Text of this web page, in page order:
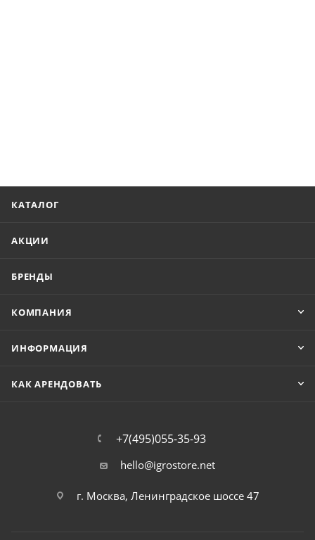
КАТАЛОГ
АКЦИИ
БРЕНДЫ
КОМПАНИЯ
ИНФОРМАЦИЯ
КАК АРЕНДОВАТЬ
+7(495)055-35-93
hello@igrostore.net
г. Москва, Ленинградское шоссе 47